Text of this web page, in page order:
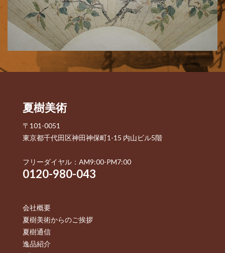
夏樹美術
〒101-0051
東京都千代田区神田神保町1-15 内山ビル5階
フリーダイヤル：AM9:00-PM7:00
0120-980-043
会社概要
夏樹美術からのご挨拶
夏樹通信
逸品紹介